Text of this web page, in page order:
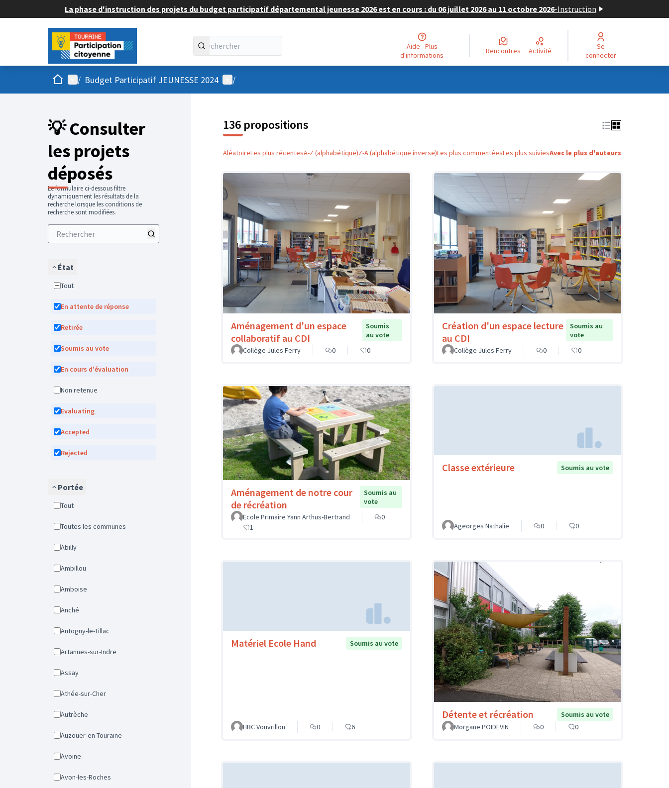
La phase d'instruction des projets du budget participatif départemental jeunesse 2026 est en cours : du 06 juillet 2026 au 11 octobre 2026-Instruction
Aide - Plus
d'informations
Rencontres Activité
Se
connecter
AccueilMenu principal
/ Budget Participatif JEUNESSE 2024 Menu utilisateur
/
💡 Consulter
les projets
déposés
Le formulaire ci-dessous filtre
dynamiquement les résultats de la
recherche lorsque les conditions de
recherche sont modifiées.
État
Tout
En attente de réponse
Retirée
Soumis au vote
En cours d'évaluation
Non retenue
Evaluating
Accepted
Rejected
Portée
Tout
Toutes les communes
Abilly
Ambillou
Amboise
Anché
Antogny-le-Tillac
Artannes-sur-Indre
Assay
Athée-sur-Cher
Autrèche
Auzouer-en-Touraine
Avoine
Avon-les-Roches
136 propositions
AléatoireLes plus récentesA-Z (alphabétique)Z-A (alphabétique inverse)Les plus commentéesLes plus suiviesAvec le plus d'auteurs
Aménagement d'un espace
collaboratif au CDI
Soumis
au vote
Collège Jules Ferry
0 0
Création d'un espace lecture
au CDI
Soumis au
vote
Collège Jules Ferry
0 0
Aménagement de notre cour
de récréation
Soumis au
vote
Ecole Primaire Yann Arthus-Bertrand
0
1
Classe extérieure Soumis au vote
Ageorges Nathalie 0 0
Matériel Ecole Hand Soumis au vote
HBC Vouvrillon 0 6
Détente et récréation
Soumis au vote
Morgane POIDEVIN
0 0